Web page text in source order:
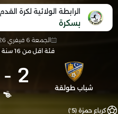
الرابطة الولائية لكرة القدم
بسكرة
الجمعة 6 فيفري 2026
فئة اقل من 16 سنة ( أ )
شباب طولقة 2
-
كرباع حمزة (5')